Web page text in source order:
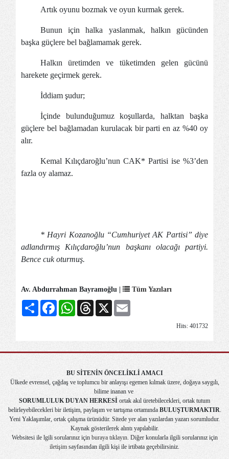
Artık oyunu bozmak ve oyun kurmak gerek.
Bunun için halka yaslanmak, halkın gücünden
başka güçlere bel bağlamamak gerek.
Halkın üretimden ve tüketimden gelen gücünü
harekete geçirmek gerek.
İddiam şudur;
İçinde bulunduğumuz koşullarda, halktan başka
güçlere bel bağlamadan kurulacak bir parti en az %40 oy
alır.
Kemal Kılıçdaroğlu’nun CAK* Partisi ise %3’den
fazla oy alamaz.
* Hayri Kozanoğlu “Cumhuriyet AK Partisi” diye
adlandırmış Kılıçdaroğlu’nun başkanı olacağı partiyi.
Bence cuk oturmuş.
Av. Abdurrahman Bayramoğlu | Tüm Yazıları
Share FacebookWhatsAppThreads
X
Hits: 401732
BU SİTENİN ÖNCELİKLİ AMACI
Ülkede evrensel, çağdaş ve toplumcu bir anlayışı egemen kılmak üzere, doğaya saygılı,
bilime inanan ve
SORUMLULUK DUYAN HERKESİ ortak akıl üretebilecekleri, ortak tutum
belirleyebilecekleri bir iletişim, paylaşım ve tartışma ortamında BULUŞTURMAKTIR.
Yeni Yaklaşımlar, ortak çalışma ürünüdür. Sitede yer alan yazılardan yazarı sorumludur.
Kaynak gösterilerek alıntı yapılabilir.
Websitesi ile lgili sorularınız için buraya tıklayın. Diğer konularla ilgili sorularınız için
iletişim sayfasından ilgili kişi ile irtibata geçebilirsiniz.